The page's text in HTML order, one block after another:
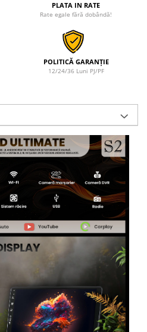
PLATA IN RATE
Rate egale fără dobândă!
POLITICĂ GARANȚIE
12/24/36 Luni PJ/PF